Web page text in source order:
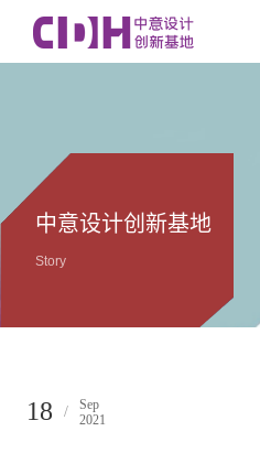
中意设计创新基地
Story
18 /
Sep
2021